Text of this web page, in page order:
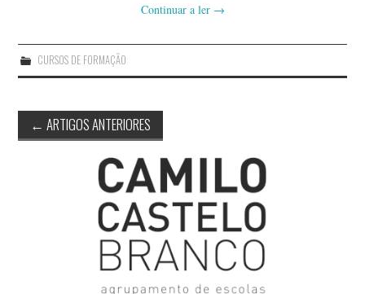
Continuar a ler →
CURSOS DE FORMAÇÃO
Post
navigation
← ARTIGOS ANTERIORES